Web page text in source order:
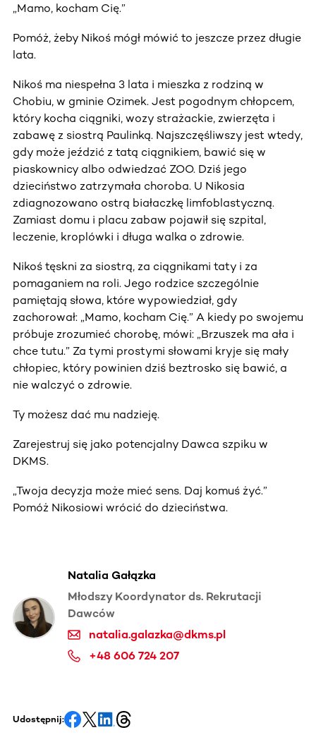
„Mamo, kocham Cię.”
Pomóż, żeby Nikoś mógł mówić to jeszcze przez długie
lata.
Nikoś ma niespełna 3 lata i mieszka z rodziną w
Chobiu, w gminie Ozimek. Jest pogodnym chłopcem,
który kocha ciągniki, wozy strażackie, zwierzęta i
zabawę z siostrą Paulinką. Najszczęśliwszy jest wtedy,
gdy może jeździć z tatą ciągnikiem, bawić się w
piaskownicy albo odwiedzać ZOO. Dziś jego
dzieciństwo zatrzymała choroba. U Nikosia
zdiagnozowano ostrą białaczkę limfoblastyczną.
Zamiast domu i placu zabaw pojawił się szpital,
leczenie, kroplówki i długa walka o zdrowie.
Nikoś tęskni za siostrą, za ciągnikami taty i za
pomaganiem na roli. Jego rodzice szczególnie
pamiętają słowa, które wypowiedział, gdy
zachorował: „Mamo, kocham Cię.” A kiedy po swojemu
próbuje zrozumieć chorobę, mówi: „Brzuszek ma ała i
chce tutu.” Za tymi prostymi słowami kryje się mały
chłopiec, który powinien dziś beztrosko się bawić, a
nie walczyć o zdrowie.
Ty możesz dać mu nadzieję.
Zarejestruj się jako potencjalny Dawca szpiku w
DKMS.
„Twoja decyzja może mieć sens. Daj komuś żyć.”
Pomóż Nikosiowi wrócić do dzieciństwa.
Natalia Gałązka
Młodszy Koordynator ds. Rekrutacji
Dawców
natalia.galazka@dkms.pl
+48 606 724 207
Udostępnij: